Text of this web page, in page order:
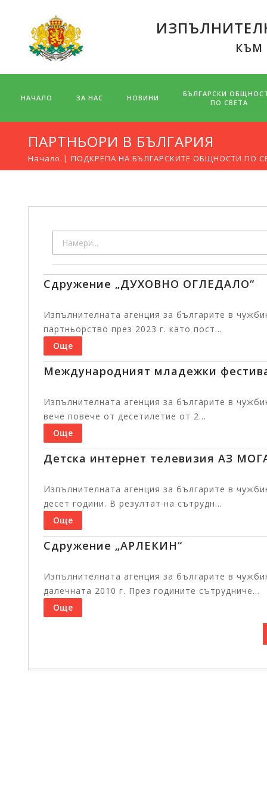
КЪМ
НАЧАЛО ЗА НАС НОВИНИ
БЪЛГАРСКИ
ПО СВЕТА
ПАРТНЬОРИ В БЪЛГАРИЯ
Начало ПОДКРЕПА НА БЪЛГАРСКИТЕ ОБЩНОСТИ ПО
Сдружение „ДУХОВНО ОГЛЕДАЛО“
Изпълнителната агенция за българите в
партньорство през 2023 г. като пост...
Още
Международният младежки
Изпълнителната агенция за българите в
вече повече от десетилетие от 2...
Още
Детска интернет телевизия АЗ
Изпълнителната агенция за българите в
десет години. В резултат на сътрудн...
Още
Сдружение „АРЛЕКИН“
Изпълнителната агенция за българите в
далечната 2010 г. През годините сътрудниче...
Още